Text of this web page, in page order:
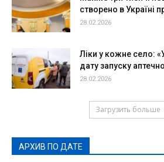
створено в Україні
28.02.2026
Ліки у кожне село:
дату запуску
28.02.2026
Загрузить больше
АРХИВ ПО ДАТЕ